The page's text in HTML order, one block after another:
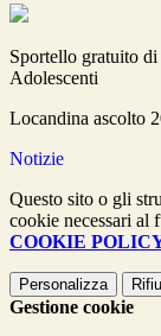
Sportello gratuito
Adolescenti
Locandina ascolto
Notizie
Questo sito o gli
cookie necessari al
COOKIE
Personalizza
Gestione cookie